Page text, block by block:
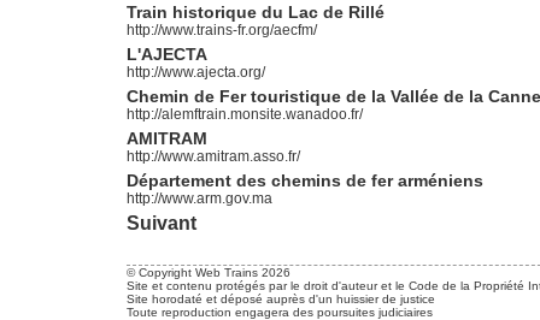
Train historique du Lac de Rillé
http://www.trains-fr.org/aecfm/
L'AJECTA
http://www.ajecta.org/
Chemin de Fer touristique de la Vallée de la
http://alemftrain.monsite.wanadoo.fr/
AMITRAM
http://www.amitram.asso.fr/
Département des chemins de fer arméniens
http://www.arm.gov.ma
Suivant
© Copyright Web Trains 2026
Site et contenu protégés par le droit d'auteur et le Code de la Propriété
Site horodaté et déposé auprès d'un huissier de justice
Toute reproduction engagera des poursuites judiciaires